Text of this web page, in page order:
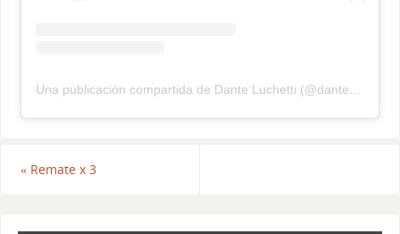
Una publicación compartida de Dante Luchetti (@dante_luchetti)
«Remate x 3